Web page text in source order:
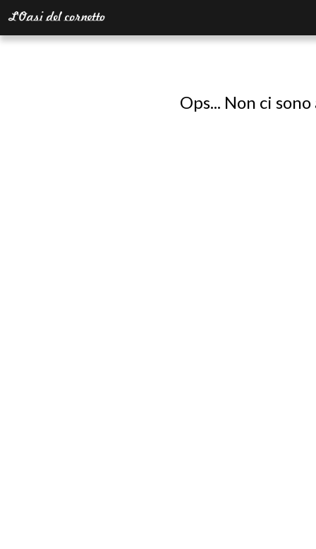
Ops... Non ci